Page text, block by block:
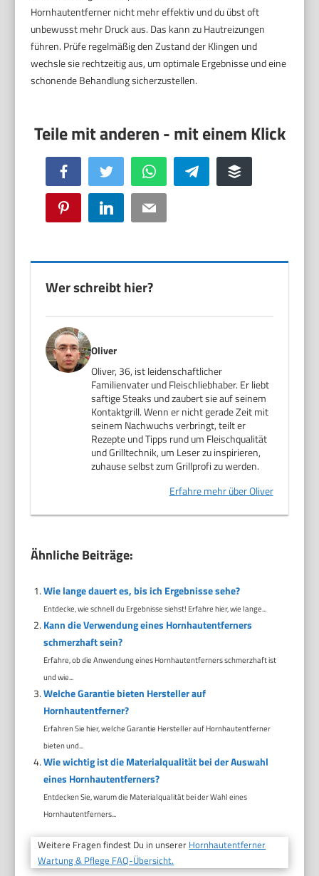
Hornhautentferner nicht mehr effektiv und du übst oft
unbewusst mehr Druck aus. Das kann zu Hautreizungen
führen. Prüfe regelmäßig den Zustand der Klingen und
wechsle sie rechtzeitig aus, um optimale Ergebnisse und eine
schonende Behandlung sicherzustellen.
Facebook Twitter WhatsApp Telegram Buffer
Pinterest LinkedIn Email
Wer schreibt hier?
Oliver
Oliver, 36, ist leidenschaftlicher
Familienvater und Fleischliebhaber. Er liebt
saftige Steaks und zaubert sie auf seinem
Kontaktgrill. Wenn er nicht gerade Zeit mit
seinem Nachwuchs verbringt, teilt er
Rezepte und Tipps rund um Fleischqualität
und Grilltechnik, um Leser zu inspirieren,
zuhause selbst zum Grillprofi zu werden.
Erfahre mehr über Oliver
Ähnliche Beiträge:
Wie lange dauert es, bis ich Ergebnisse sehe?
Entdecke, wie schnell du Ergebnisse siehst! Erfahre hier, wie lange...
Kann die Verwendung eines Hornhautentferners
schmerzhaft sein?
Erfahre, ob die Anwendung eines Hornhautentferners schmerzhaft ist
und wie...
Welche Garantie bieten Hersteller auf
Hornhautentferner?
Erfahren Sie hier, welche Garantie Hersteller auf Hornhautentferner
bieten und...
Wie wichtig ist die Materialqualität bei der Auswahl
eines Hornhautentferners?
Entdecken Sie, warum die Materialqualität bei der Wahl eines
Hornhautentferners...
Weitere Fragen findest Du in unserer Hornhautentferner
Wartung & Pflege FAQ-Übersicht.